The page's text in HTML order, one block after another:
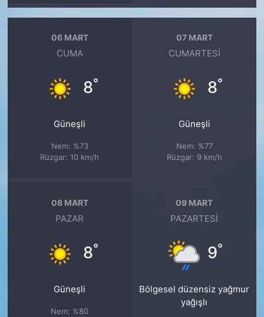
06 MART
CUMA
8°
Güneşli
Nem: %73
Rüzgar: 10 km/h
07 MART
CUMARTESI
8°
Güneşli
Nem: %77
Rüzgar: 9 km/h
08 MART
PAZAR
8°
Güneşli
Nem: %80
09 MART
PAZARTESI
9°
Bölgesel düzensiz yağmur
yağışlı